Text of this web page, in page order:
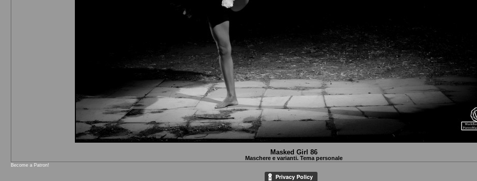
Masked Girl 86
Maschere e varianti. Tema personale
Become a Patron!